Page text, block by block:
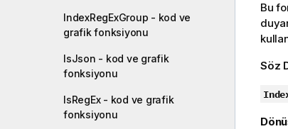
IndexRegExGroup - kod ve
grafik fonksiyonu
IsJson - kod ve grafik
fonksiyonu
IsRegEx - kod ve grafik
fonksiyonu
Bu
Söz